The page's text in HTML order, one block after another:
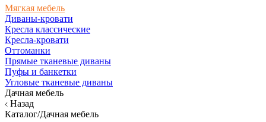
Мягкая мебель
Диваны-кровати
Кресла классические
Кресла-кровати
Оттоманки
Прямые тканевые диваны
Пуфы и банкетки
Угловые тканевые диваны
Дачная мебель
Назад
Каталог/Дачная мебель